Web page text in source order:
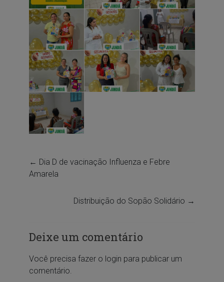
← Dia D de vacinação Influenza e Febre
Amarela
Distribuição do Sopão Solidário →
Deixe um comentário
Você precisa fazer o login para publicar um
comentário.